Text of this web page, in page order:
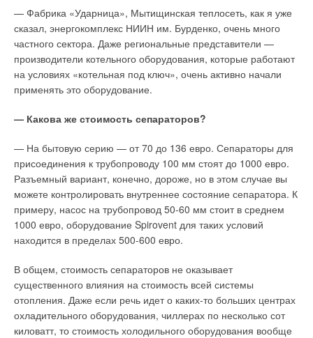
— Фабрика «Ударница», Мытищинская теплосеть, как я уже
сказал, энергокомплекс НИИН им. Бурденко, очень много
частного сектора. Даже региональные представители —
производители котельного оборудования, которые работают
на условиях «котельная под ключ», очень активно начали
применять это оборудование.
— Какова же стоимость сепараторов?
— На бытовую серию — от 70 до 136 евро. Сепараторы для
присоединения к трубопроводу 100 мм стоят до 1000 евро.
Разъемный вариант, конечно, дороже, но в этом случае вы
можете контролировать внутреннее состояние сепаратора. К
примеру, насос на трубопровод 50-60 мм стоит в среднем
1000 евро, оборудование Spirovent для таких условий
находится в пределах 500-600 евро.
В общем, стоимость сепараторов не оказывает
существенного влияния на стоимость всей системы
отопления. Даже если речь идет о каких-то больших центрах
охладительного оборудования, чиллерах по несколько сот
киловатт, то стоимость холодильного оборудования вообще